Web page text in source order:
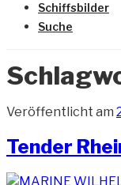
Schiffsbilder
Suche
Veröffentlicht am
Tender